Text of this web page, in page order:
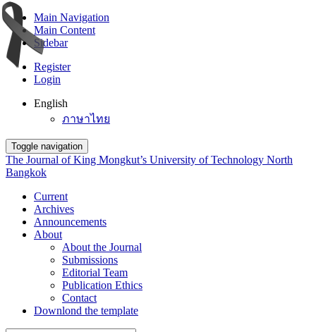
Main Navigation
Main Content
Sidebar
Register
Login
English
ภาษาไทย
Toggle navigation
The Journal of King Mongkut’s University of Technology North
Bangkok
Current
Archives
Announcements
About
About the Journal
Submissions
Editorial Team
Publication Ethics
Contact
Downlond the template